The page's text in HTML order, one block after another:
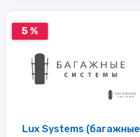
5 %
Lux Systems (багажные